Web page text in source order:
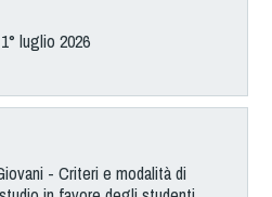
luglio 2026
- Criteri e modalità di